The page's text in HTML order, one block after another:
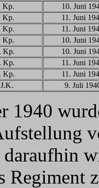
Kp.
10. Juni
Kp.
11. Juni
Kp.
11. Juni
Kp.
10. Juni
Kp.
10. Juni
Kp.
11. Juni
Kp.
11. Juni
9. Juli
1940
daraufhin
Regiment